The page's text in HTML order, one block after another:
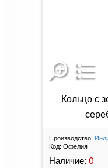
Кольцо с
Производство:
Код: Офелия
Наличие: 0